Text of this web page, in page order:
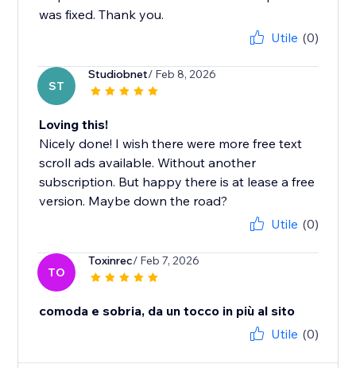
was fixed. Thank you.
Utile (0)
ST
Studiobnet/ Feb 8, 2026
Loving this!
Nicely done! I wish there were more free text
scroll ads available. Without another
subscription. But happy there is at lease a free
version. Maybe down the road?
Utile (0)
TO
Toxinrec/ Feb 7, 2026
comoda e sobria, da un tocco in più al sito
Utile (0)